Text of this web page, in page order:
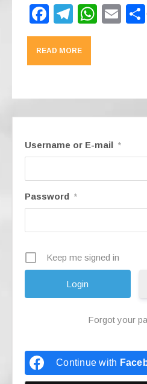
F
a
c
e
k
T
el
e
gr
W
E
READ MORE
Username or E-mail *
Password *
Keep me signed in
Forgot your
Continue with